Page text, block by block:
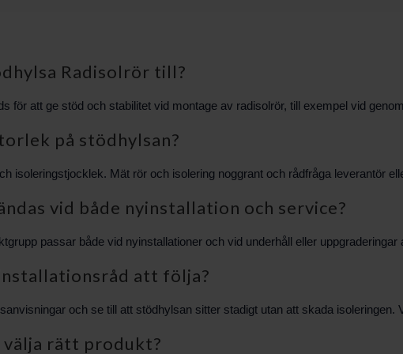
Radisolrör till?
för att ge stöd och stabilitet vid montage av radisolrör, till exempel vid
på stödhylsan?
isoleringstjocklek. Mät rör och isolering noggrant och rådfråga leverantör
vid både nyinstallation och service?
passar både vid nyinstallationer och vid underhåll eller uppgraderingar
att följa?
och se till att stödhylsan sitter stadigt utan att skada
rätt produkt?